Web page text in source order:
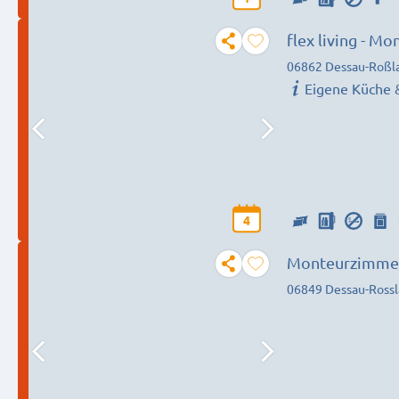
4
flex living -
06862 Dessau-
Eigene Küche
06849 Dessau-